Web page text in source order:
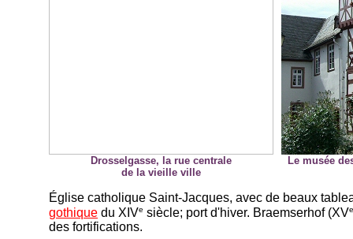
Drosselgasse, la rue centrale
de la vieille ville
Le musée
Église catholique Saint-Jacques, avec de beaux
gothique du XIVe siècle; port d'hiver. Braemserhof (XVe
des fortifications.